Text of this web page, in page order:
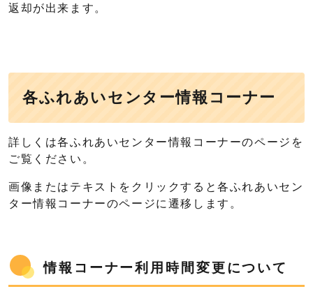
返却が出来ます。
各ふれあいセンター情報コーナー
詳しくは各ふれあいセンター情報コーナーのページを
ご覧ください。
画像またはテキストをクリックすると各ふれあいセン
ター情報コーナーのページに遷移します。
情報コーナー利用時間変更について